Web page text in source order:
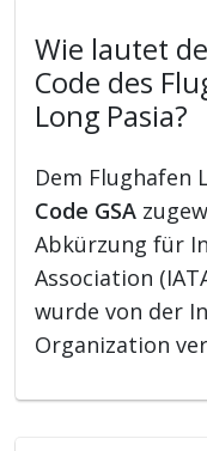
Wie lautet
Code des
Long Pasia?
Dem Flughafen
Code GSA
Abkürzung für
Association
wurde von der
Organization